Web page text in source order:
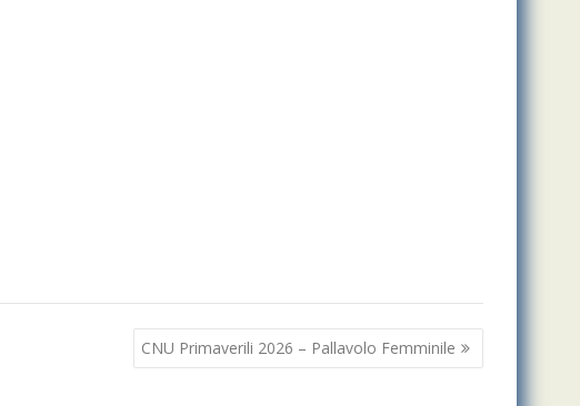
CNU Primaverili 2026 – Pallavolo Femminile